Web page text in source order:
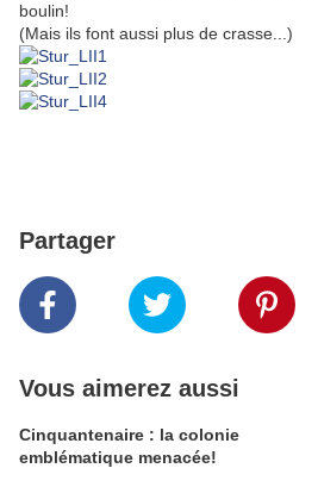
boulin!
(Mais ils font aussi plus de crasse...)
Partager
Vous aimerez aussi
Cinquantenaire : la colonie
emblématique menacée!